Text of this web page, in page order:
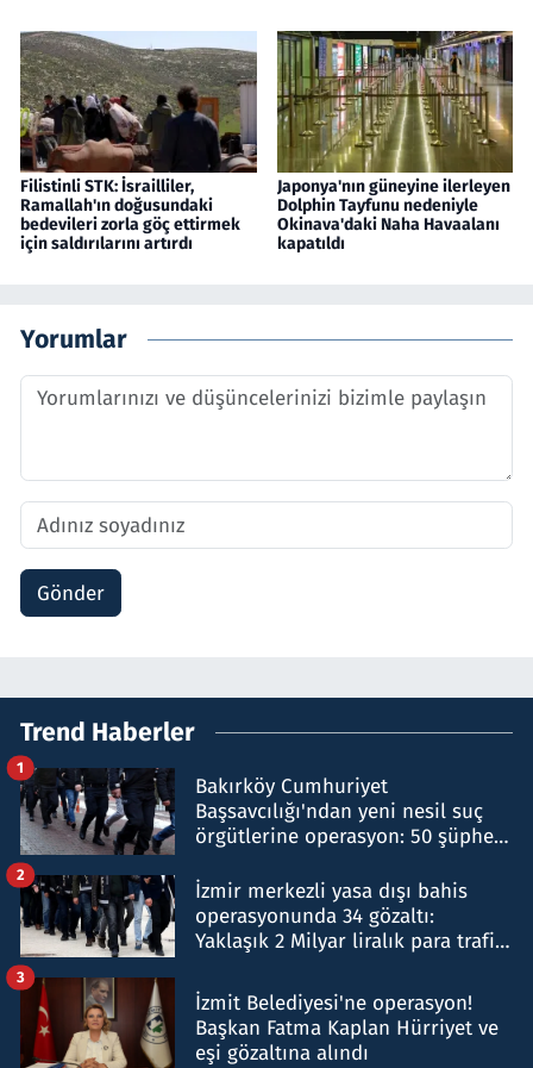
Filistinli STK: İsrailliler,
Ramallah'ın doğusundaki
bedevileri zorla göç ettirmek
için saldırılarını artırdı
Japonya'nın güneyine ilerleyen
Dolphin Tayfunu nedeniyle
Okinava'daki Naha Havaalanı
kapatıldı
Yorumlar
Gönder
Trend Haberler
Bakırköy Cumhuriyet
Başsavcılığı'ndan yeni nesil suç
örgütlerine operasyon: 50 şüpheli
1
İzmir merkezli yasa dışı bahis
operasyonunda 34 gözaltı:
Yaklaşık 2 Milyar liralık para trafiği
2
İzmit Belediyesi'ne operasyon!
Başkan Fatma Kaplan Hürriyet ve
eşi gözaltına alındı
3